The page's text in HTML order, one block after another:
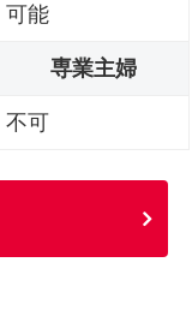
可能
専業主婦
不可